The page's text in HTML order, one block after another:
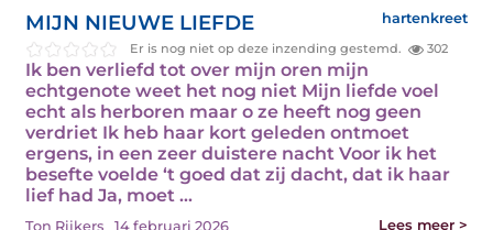
MIJN NIEUWE LIEFDE hartenkreet
Er is nog niet op deze inzending gestemd. 302
Ik ben verliefd tot over mijn oren mijn
echtgenote weet het nog niet Mijn liefde voel
echt als herboren maar o ze heeft nog geen
verdriet Ik heb haar kort geleden ontmoet
ergens, in een zeer duistere nacht Voor ik het
besefte voelde ‘t goed dat zij dacht, dat ik haar
lief had Ja, moet ...
Ton Rijkers 14 februari 2026 Lees meer >